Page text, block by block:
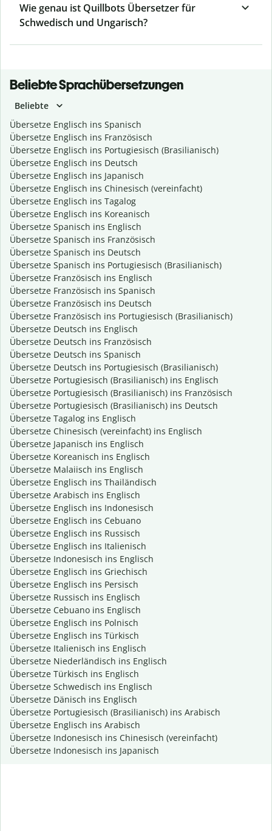
Wie genau ist Quillbots Übersetzer für
Schwedisch und Ungarisch?
Beliebte Sprachübersetzungen
Beliebte
Übersetze Englisch ins Spanisch
Übersetze Englisch ins Französisch
Übersetze Englisch ins Portugiesisch (Brasilianisch)
Übersetze Englisch ins Deutsch
Übersetze Englisch ins Japanisch
Übersetze Englisch ins Chinesisch (vereinfacht)
Übersetze Englisch ins Tagalog
Übersetze Englisch ins Koreanisch
Übersetze Spanisch ins Englisch
Übersetze Spanisch ins Französisch
Übersetze Spanisch ins Deutsch
Übersetze Spanisch ins Portugiesisch (Brasilianisch)
Übersetze Französisch ins Englisch
Übersetze Französisch ins Spanisch
Übersetze Französisch ins Deutsch
Übersetze Französisch ins Portugiesisch (Brasilianisch)
Übersetze Deutsch ins Englisch
Übersetze Deutsch ins Französisch
Übersetze Deutsch ins Spanisch
Übersetze Deutsch ins Portugiesisch (Brasilianisch)
Übersetze Portugiesisch (Brasilianisch) ins Englisch
Übersetze Portugiesisch (Brasilianisch) ins Französisch
Übersetze Portugiesisch (Brasilianisch) ins Deutsch
Übersetze Tagalog ins Englisch
Übersetze Chinesisch (vereinfacht) ins Englisch
Übersetze Japanisch ins Englisch
Übersetze Koreanisch ins Englisch
Übersetze Malaiisch ins Englisch
Übersetze Englisch ins Thailändisch
Übersetze Arabisch ins Englisch
Übersetze Englisch ins Indonesisch
Übersetze Englisch ins Cebuano
Übersetze Englisch ins Russisch
Übersetze Englisch ins Italienisch
Übersetze Indonesisch ins Englisch
Übersetze Englisch ins Griechisch
Übersetze Englisch ins Persisch
Übersetze Russisch ins Englisch
Übersetze Cebuano ins Englisch
Übersetze Englisch ins Polnisch
Übersetze Englisch ins Türkisch
Übersetze Italienisch ins Englisch
Übersetze Niederländisch ins Englisch
Übersetze Türkisch ins Englisch
Übersetze Schwedisch ins Englisch
Übersetze Dänisch ins Englisch
Übersetze Portugiesisch (Brasilianisch) ins Arabisch
Übersetze Englisch ins Arabisch
Übersetze Indonesisch ins Chinesisch (vereinfacht)
Übersetze Indonesisch ins Japanisch